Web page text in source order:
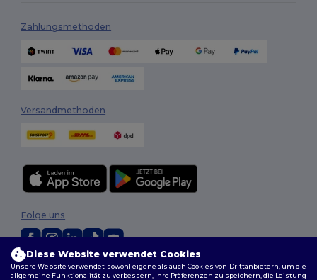
Zahlungsmethoden
Versandmethoden
2026. Alle Rechte vorbehalten
Folge uns
Diese Website verwendet Cookies
Unsere Website verwendet sowohl eigene als auch Cookies von Drittanbietern, um die
allgemeine Funktionalität zu verbessern, Ihre Präferenzen zu speichern, die Leistung